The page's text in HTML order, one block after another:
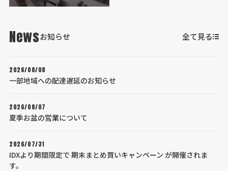
Newsお知らせ 全て見る
2026/08/08
一部地域への配達遅延のお知らせ
2026/08/07
夏季お盆の営業について
2026/07/31
IDXより期間限定で 期末まとめ買いキャンペーン が開催されま
す。